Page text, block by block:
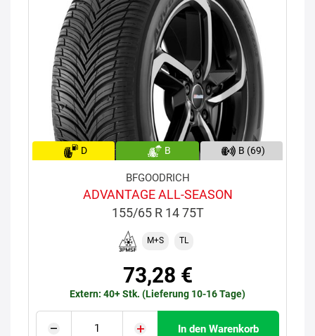
D B B (69)
BFGOODRICH
ADVANTAGE ALL-SEASON
155/65 R 14 75T
M+S TL
73,28 €
Extern: 40+ Stk. (Lieferung 10-16 Tage)
In den Warenkorb